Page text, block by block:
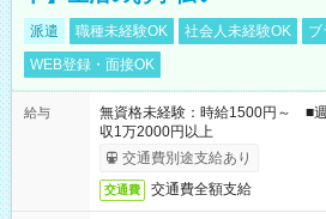
派遣 職種未経験OK 社会人未経験OK
ブ
WEB登録・面接OK
給与
無資格未経験：時給1500円～ ■
収1万2000円以上
交通費別途支給あり
交通費 交通費全額支給